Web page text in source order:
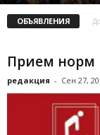
ОБЪЯВЛЕНИЯ
Прием норм
редакция - Сен 27,